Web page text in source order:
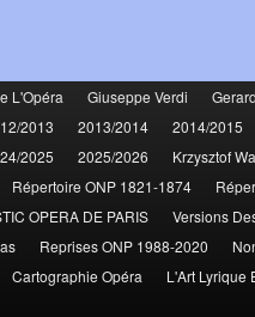
L'Opéra Giuseppe Verdi
2013 2013/2014 2014/2015
2025 2025/2026 Krzysztof
Répertoire ONP 1821-1874
OPERA DE PARIS Versions
Reprises ONP 1988-2020
Cartographie Opéra L'Art Lyrique